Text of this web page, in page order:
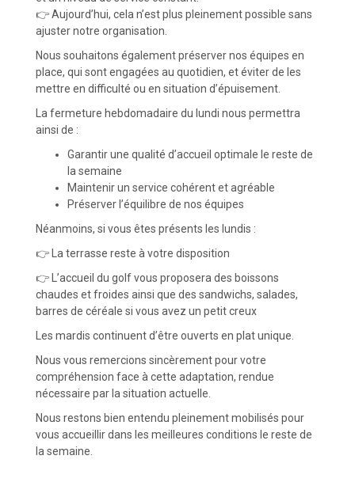
👉 Aujourd’hui, cela n’est plus pleinement possible sans
ajuster notre organisation.
Nous souhaitons également préserver nos équipes en
place, qui sont engagées au quotidien, et éviter de les
mettre en difficulté ou en situation d’épuisement.
La fermeture hebdomadaire du lundi nous permettra
ainsi de :
Garantir une qualité d’accueil optimale le reste de
la semaine
Maintenir un service cohérent et agréable
Préserver l’équilibre de nos équipes
Néanmoins, si vous êtes présents les lundis :
👉 La terrasse reste à votre disposition
👉 L’accueil du golf vous proposera des boissons
chaudes et froides ainsi que des sandwichs, salades,
barres de céréale si vous avez un petit creux
Les mardis continuent d’être ouverts en plat unique.
Nous vous remercions sincèrement pour votre
compréhension face à cette adaptation, rendue
nécessaire par la situation actuelle.
Nous restons bien entendu pleinement mobilisés pour
vous accueillir dans les meilleures conditions le reste de
la semaine.